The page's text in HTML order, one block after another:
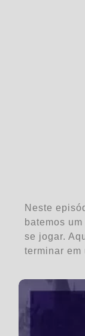
Neste
batemos
se jogar.
terminar em